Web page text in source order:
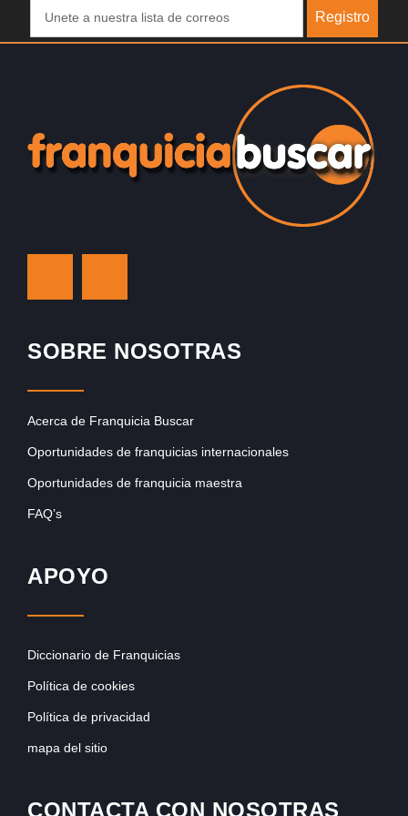
Registro
SOBRE NOSOTRAS
Acerca de Franquicia Buscar
Oportunidades de franquicias internacionales
Oportunidades de franquicia maestra
FAQ’s
APOYO
Diccionario de Franquicias
Política de cookies
Política de privacidad
mapa del sitio
CONTACTA CON NOSOTRAS